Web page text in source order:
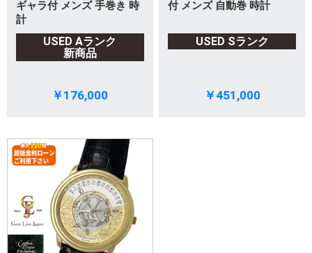
ギャラ付 メンズ 手巻き 時
計
USED Aランク
新商品
￥176,000
付 メンズ 自動巻 時計
USED Sランク
￥451,000